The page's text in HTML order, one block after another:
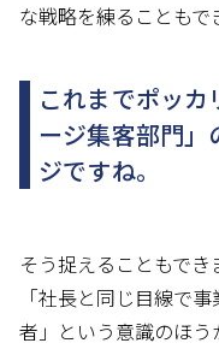
な戦略を練ることもで
これまでポッ
ージ集客部門
ジですね。
そう捉えることもでき
「社長と同じ目線で
者」という意識のほ